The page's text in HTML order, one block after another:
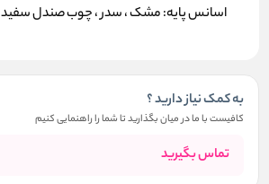
اسانس پایه: مشک ، سدر ، چوب صندل سفید
به کمک نیاز دارید ؟
کافیست با ما در میان بگذارید تا شما را راهنمایی کنیم
تماس بگیرید